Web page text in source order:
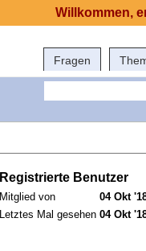
Fragen
Registrierte Benutzer
Mitglied von
04 Okt
Letztes Mal gesehen 04 Okt
Willkommen,